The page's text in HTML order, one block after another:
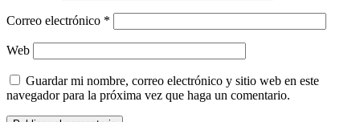
Correo electrónico *
Web
Guardar mi nombre, correo electrónico y sitio web en este
navegador para la próxima vez que haga un comentario.